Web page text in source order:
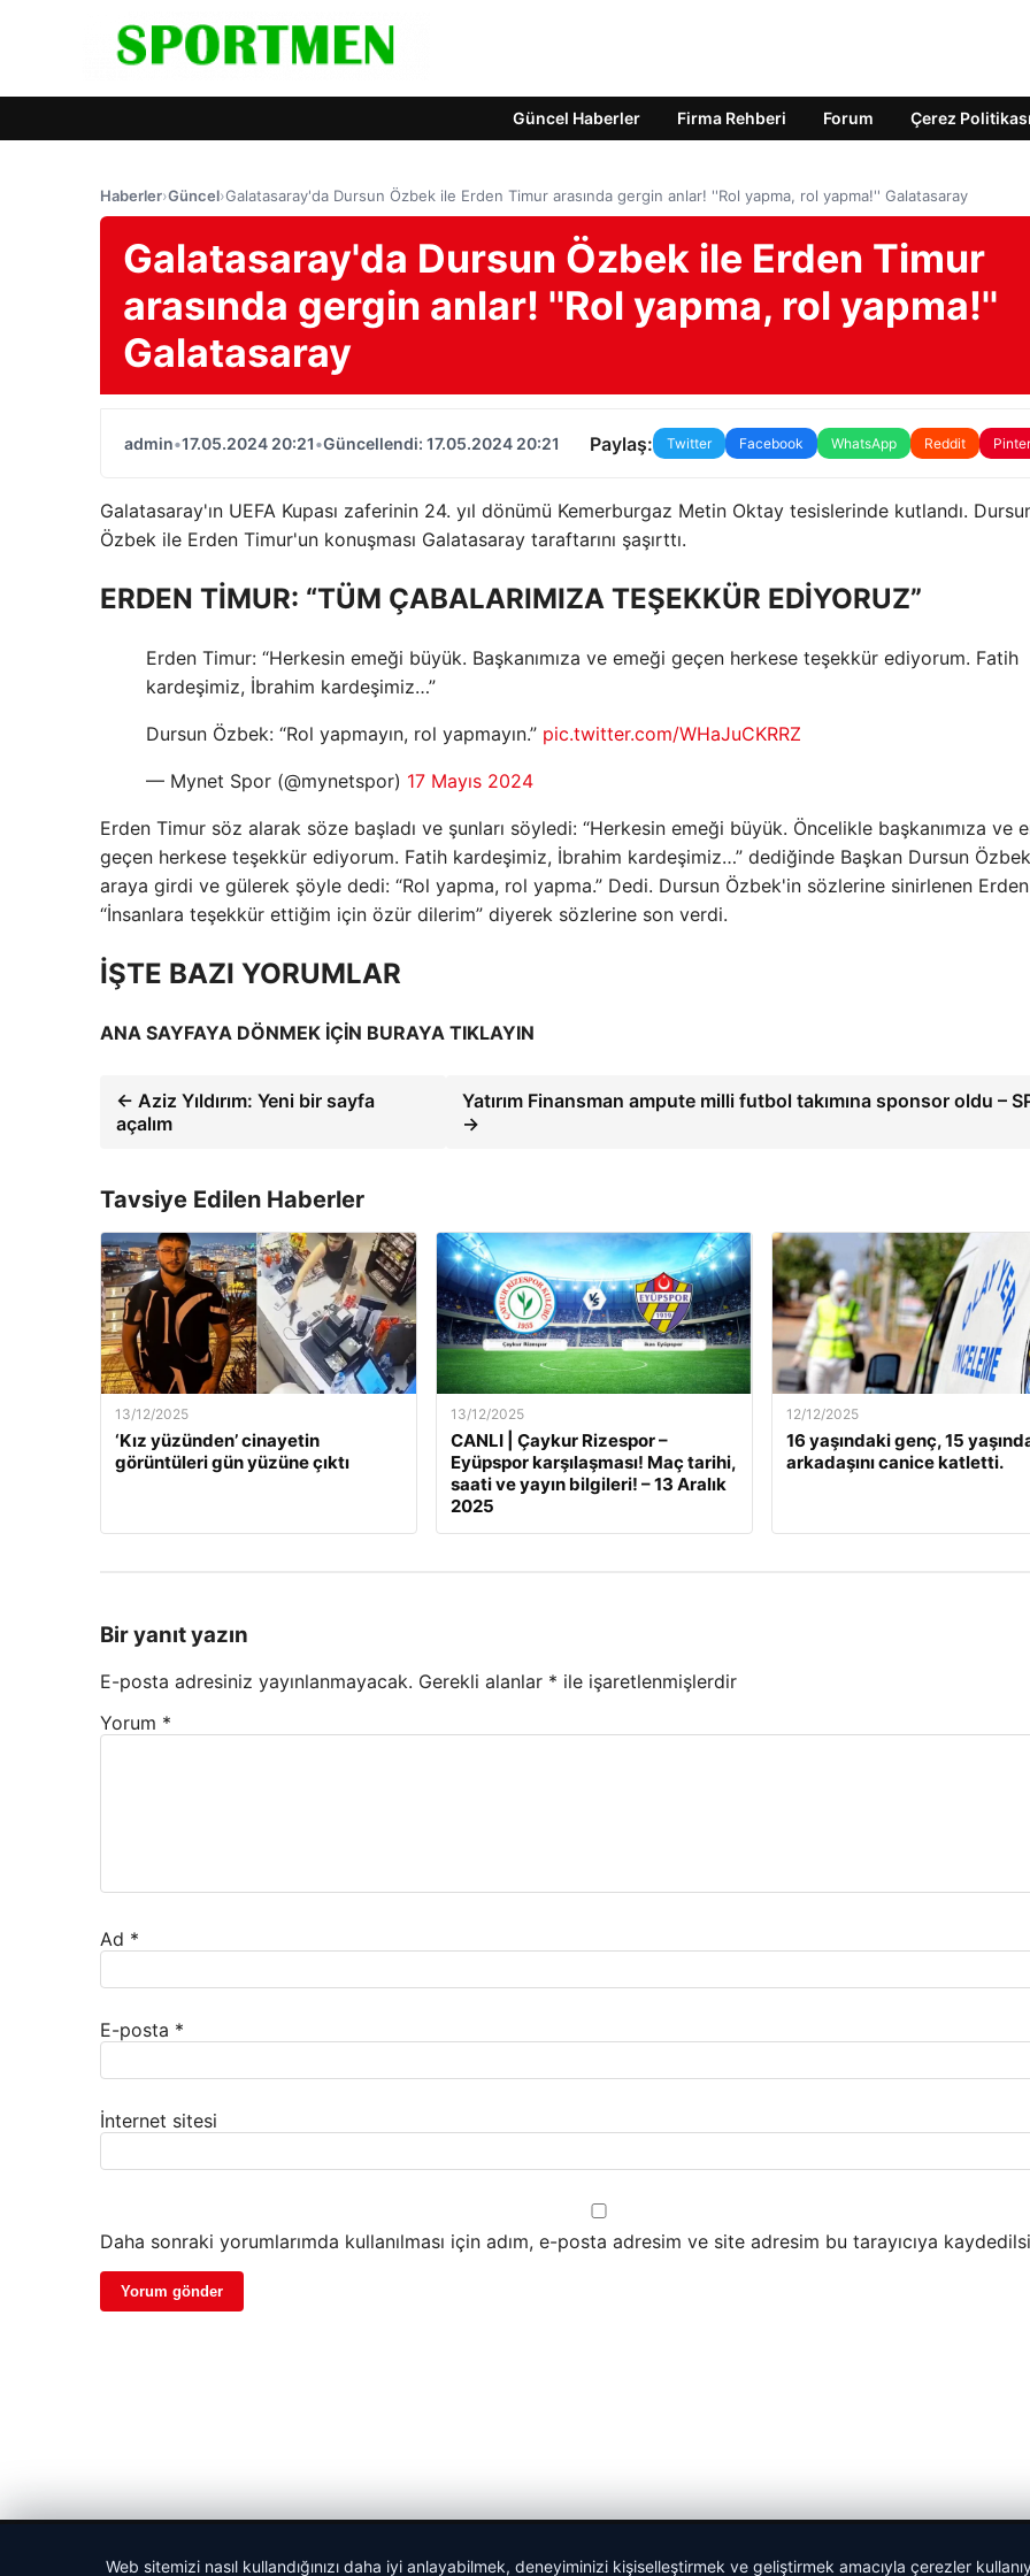
Güncel Haberler Firma Rehberi Forum Çerez Politikası
Haberler›Güncel›Galatasaray'da Dursun Özbek ile Erden Timur arasında gergin anlar! ''Rol yapma, rol yapma!'' Galatasaray
Galatasaray'da Dursun Özbek ile Erden Timur
arasında gergin anlar! ''Rol yapma, rol yapma!''
Galatasaray
admin•17.05.2024 20:21•Güncellendi: 17.05.2024 20:21 Paylaş: Twitter Facebook WhatsApp Reddit
Galatasaray'ın UEFA Kupası zaferinin 24. yıl dönümü Kemerburgaz Metin Oktay tesislerinde kutlandı.
Özbek ile Erden Timur'un konuşması Galatasaray taraftarını şaşırttı.
ERDEN TİMUR: “TÜM ÇABALARIMIZA TEŞEKKÜR EDİYORUZ”
Erden Timur: “Herkesin emeği büyük. Başkanımıza ve emeği geçen herkese teşekkür ediyorum. Fatih
kardeşimiz, İbrahim kardeşimiz…”
Dursun Özbek: “Rol yapmayın, rol yapmayın.” pic.twitter.com/WHaJuCKRRZ
— Mynet Spor (@mynetspor) 17 Mayıs 2024
Erden Timur söz alarak söze başladı ve şunları söyledi: “Herkesin emeği büyük. Öncelikle başkanımıza ve
geçen herkese teşekkür ediyorum. Fatih kardeşimiz, İbrahim kardeşimiz…” dediğinde Başkan Dursun
araya girdi ve gülerek şöyle dedi: “Rol yapma, rol yapma.” Dedi. Dursun Özbek'in sözlerine sinirlenen
“İnsanlara teşekkür ettiğim için özür dilerim” diyerek sözlerine son verdi.
İŞTE BAZI YORUMLAR
ANA SAYFAYA DÖNMEK İÇİN BURAYA TIKLAYIN
← Aziz Yıldırım: Yeni bir sayfa
açalım
Yatırım Finansman ampute milli futbol takımına sponsor oldu –
→
Tavsiye Edilen Haberler
13/12/2025
‘Kız yüzünden’ cinayetin
görüntüleri gün yüzüne çıktı
13/12/2025
CANLI | Çaykur Rizespor –
Eyüpspor karşılaşması! Maç tarihi,
saati ve yayın bilgileri! – 13 Aralık
2025
12/12/2025
16 yaşındaki genç, 15
arkadaşını canice katletti.
Bir yanıt yazın
E-posta adresiniz yayınlanmayacak. Gerekli alanlar * ile işaretlenmişlerdir
Yorum *
Ad *
E-posta *
İnternet sitesi
Daha sonraki yorumlarımda kullanılması için adım, e-posta adresim ve site adresim bu tarayıcıya
Web sitemizi nasıl kullandığınızı daha iyi anlayabilmek, deneyiminizi kişiselleştirmek ve geliştirmek amacıyla çerezler